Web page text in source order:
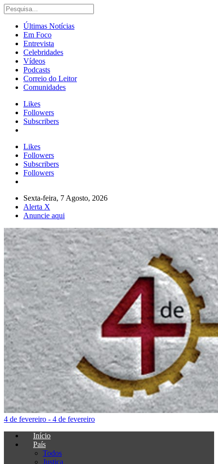
Últimas Notícias
Em Foco
Entrevista
Celebridades
Vídeos
Podcasts
Correio do Leitor
Comunidades
Likes
Followers
Subscribers
Likes
Followers
Subscribers
Followers
Sexta-feira, 7 Agosto, 2026
Alerta X
Anuncie aqui
4 de fevereiro - 4 de fevereiro
Início
País
Todos
Justiça